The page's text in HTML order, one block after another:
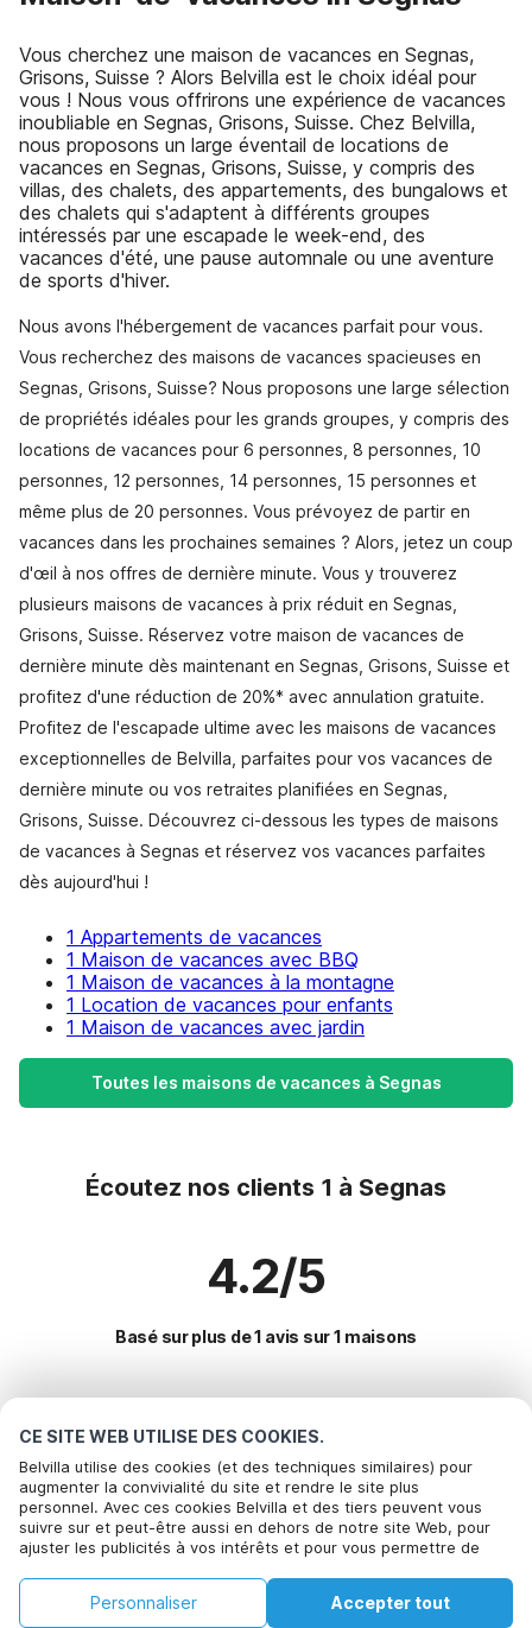
CE SITE WEB UTILISE DES COOKIES.
Belvilla utilise des cookies (et des techniques similaires) pour
augmenter la convivialité du site et rendre le site plus
personnel. Avec ces cookies Belvilla et des tiers peuvent vous
suivre sur et peut-être aussi en dehors de notre site Web, pour
ajuster les publicités à vos intérêts et pour vous permettre de
Accepter, vous acceptez de le faire. Plus d'informations peuvent
être trouvées dans notre
politique de cookie.
Accepter tout
Personnaliser
Vous cherchez une maison de vacances en Segnas,
Grisons, Suisse ? Alors Belvilla est le choix idéal pour
vous ! Nous vous offrirons une expérience de vacances
inoubliable en Segnas, Grisons, Suisse. Chez Belvilla,
nous proposons un large éventail de locations de
vacances en Segnas, Grisons, Suisse, y compris des
villas, des chalets, des appartements, des bungalows et
des chalets qui s'adaptent à différents groupes
intéressés par une escapade le week-end, des
vacances d'été, une pause automnale ou une aventure
de sports d'hiver.
Nous avons l'hébergement de vacances parfait pour vous.
Vous recherchez des maisons de vacances spacieuses en
Segnas, Grisons, Suisse? Nous proposons une large sélection
de propriétés idéales pour les grands groupes, y compris des
locations de vacances pour 6 personnes, 8 personnes, 10
personnes, 12 personnes, 14 personnes, 15 personnes et
même plus de 20 personnes. Vous prévoyez de partir en
vacances dans les prochaines semaines ? Alors, jetez un coup
d'œil à nos offres de dernière minute. Vous y trouverez
plusieurs maisons de vacances à prix réduit en Segnas,
Grisons, Suisse. Réservez votre maison de vacances de
dernière minute dès maintenant en Segnas, Grisons, Suisse et
profitez d'une réduction de 20%* avec annulation gratuite.
Profitez de l'escapade ultime avec les maisons de vacances
exceptionnelles de Belvilla, parfaites pour vos vacances de
dernière minute ou vos retraites planifiées en Segnas,
Grisons, Suisse. Découvrez ci-dessous les types de maisons
de vacances à Segnas et réservez vos vacances parfaites
dès aujourd'hui !
1 Appartements de vacances
1 Maison de vacances avec BBQ
1 Maison de vacances à la montagne
1 Location de vacances pour enfants
1 Maison de vacances avec jardin
Toutes les maisons de vacances à Segnas
Écoutez nos clients 1 à Segnas
4.2/5
Basé sur plus de 1 avis sur 1 maisons
Destinations les plus populaires pour les
vacances
Villes offrant les meilleures commodités pour les vacances
Maison de vacances en station de ski samnaun-compatsch
Maison de vacances au bord du lac lugano
Maison de vacances au bord du lac ascona
Commodités populaires pour les vacances en Segnas
Appartements de vacances
Villes populaires pour les vacances en Grisons